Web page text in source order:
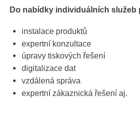
Do nabídky individuálních služeb
instalace produktů
expertní konzultace
úpravy tiskových řešení
digitalizace dat
vzdálená správa
expertní zákaznická řešení aj.